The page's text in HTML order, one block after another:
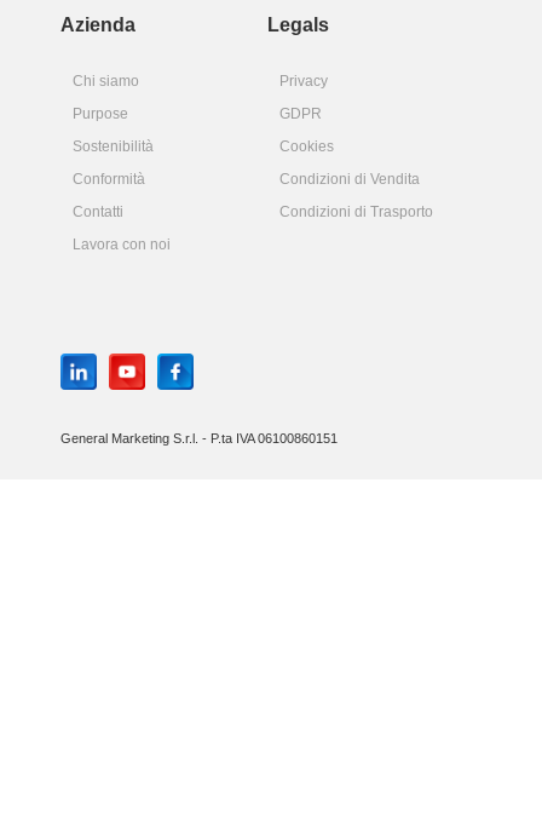
Azienda Legals
Chi siamo
Privacy
Purpose
GDPR
Sostenibilità
Cookies
Conformità
Condizioni di Vendita
Contatti
Condizioni di Trasporto
Lavora con noi
General Marketing S.r.l. - P.ta IVA 06100860151